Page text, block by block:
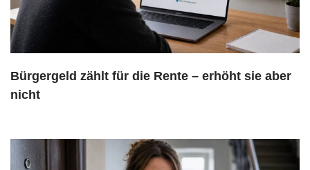
Bürgergeld zählt für die Rente – erhöht sie aber
nicht